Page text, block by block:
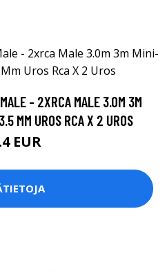
- 2XRCA MALE 3.0M 3M
MM UROS RCA X 2 UROS
EUR